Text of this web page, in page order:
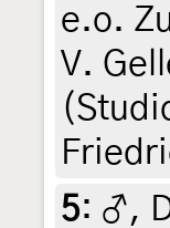
e.o.
V.
5: ♂,